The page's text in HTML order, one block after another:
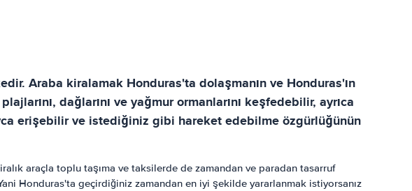
Araba kiralamak Honduras'ta dolaşmanın ve Honduras'ın
dağlarını ve yağmur ormanlarını keşfedebilir, ayrıca
erişebilir ve istediğiniz gibi hareket edebilme özgürlüğünün
araçla toplu taşıma ve taksilerde de zamandan ve paradan tasarruf
Honduras'ta geçirdiğiniz zamandan en iyi şekilde yararlanmak istiyorsanız